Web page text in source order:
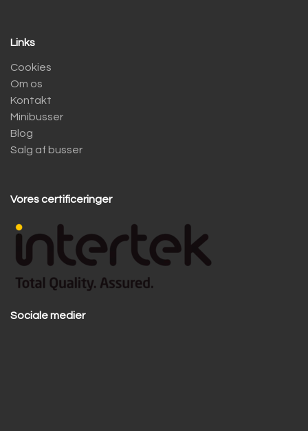
Links
Cookies
Om os
Kontakt
Minibusser
Blog
Salg af busser
Vores certificeringer
Sociale medier